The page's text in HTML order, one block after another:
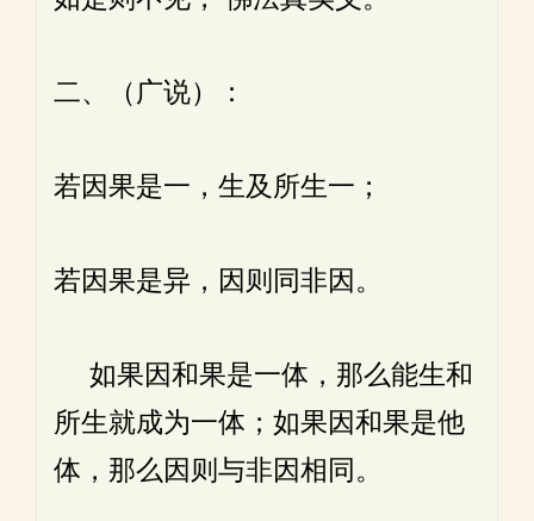
二、（广说）：
若因果是一，生及所生一；
若因果是异，因则同非因。
如果因和果是一体，那么能生和
所生就成为一体；如果因和果是他
体，那么因则与非因相同。